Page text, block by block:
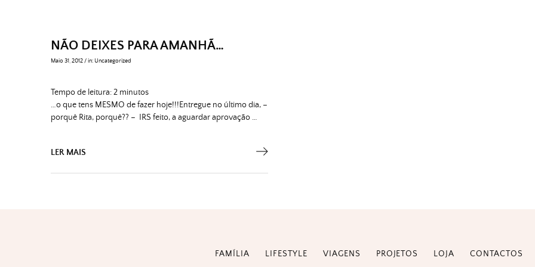
NÃO DEIXES PARA AMANHÃ…
Maio 31, 2012/in: Uncategorized
Tempo de leitura:2 minutos
…o que tens MESMO de fazer hoje!!!Entregue no último dia, –
porquê Rita, porquê?? – IRS feito, a aguardar aprovação …
LER MAIS
FAMÍLIA LIFESTYLE VIAGENS PROJETOS LOJA CONTACTOS